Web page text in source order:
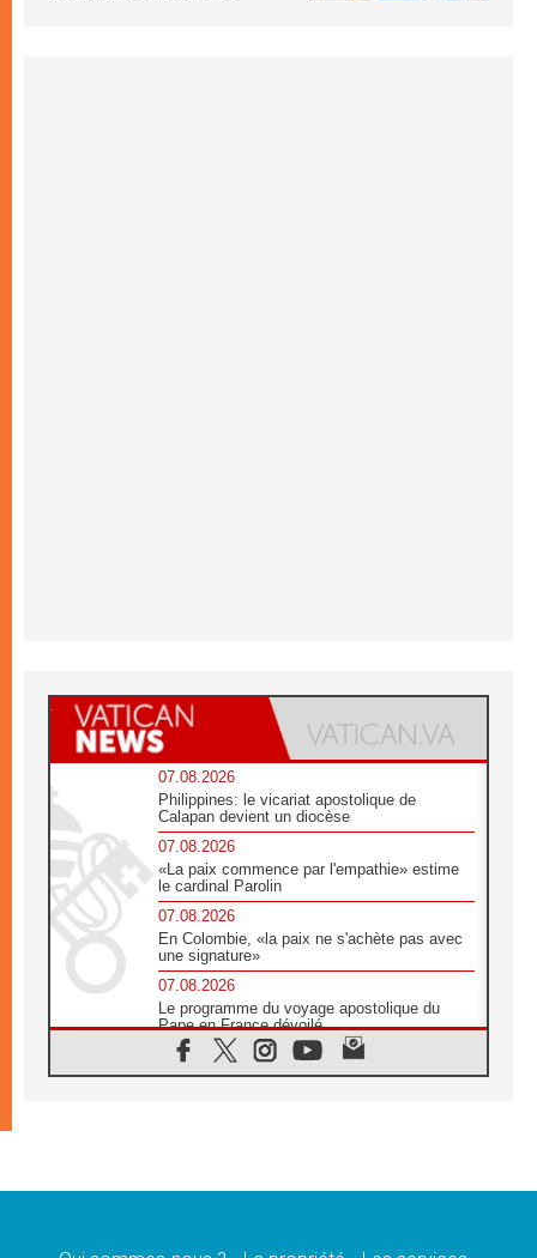
07.08.2026
Philippines: le vicariat apostolique de
Calapan devient un diocèse
07.08.2026
«La paix commence par l'empathie» estime
le cardinal Parolin
07.08.2026
En Colombie, «la paix ne s'achète pas avec
une signature»
07.08.2026
Le programme du voyage apostolique du
Pape en France dévoilé
07.08.2026
1ère Conférence continentale sur l'éducation
07.08.2026